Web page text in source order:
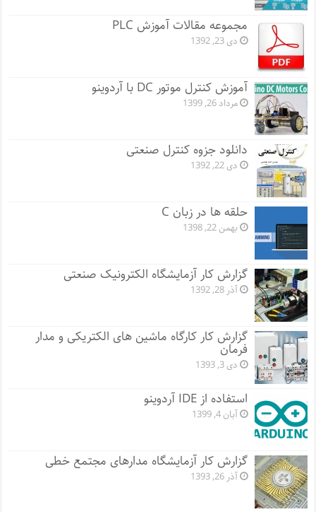
مجموعه مقالات آموزش PLC
دی 23, 1392
آموزش کنترل موتور DC با آردوینو
مرداد 26, 1399
دانلود جزوه کنترل صنعتی
دی 22, 1392
حلقه ها در زبان C
بهمن 22, 1398
گزارش کار آزمایشگاه الکترونیک صنعتی
آذر 28, 1392
گزارش کار کارگاه ماشین های الکتریکی و مدار
فرمان
دی 3, 1393
استفاده از IDE آردوینو
آبان 4, 1399
گزارش کار آزمایشگاه مدارهای مجتمع خطی
آذر 26, 1393